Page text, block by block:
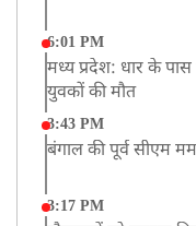
6:01 PM
मध्य प्रदेश: धार के
युवकों की मौत
3:43 PM
बंगाल की पूर्व सीएम
3:17 PM